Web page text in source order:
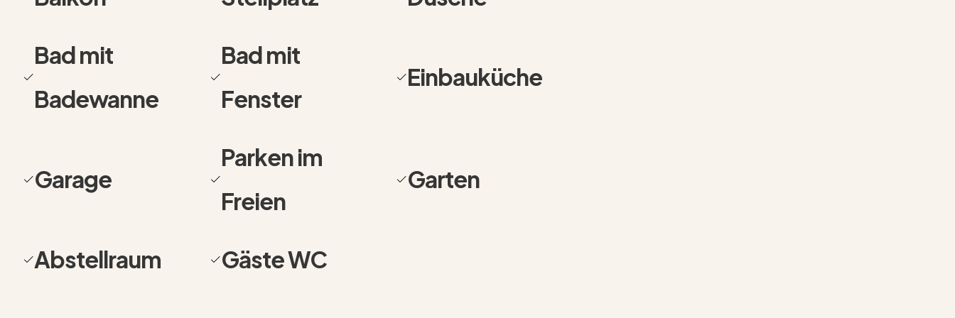
Das Herzstück des Hauses bildet der großzügige Wohnbereich mit direktem Zugang zur
weitläufigen Terrasse. Große Fensterflächen sorgen für ein angenehmes Wohngefühl und
viel Tageslicht. Die Terrasse bietet ein hohes Maß an Privatsphäre und schafft gemeinsam
Die Immobilie verfügt über zahlreiche flexibel nutzbare Zimmer, die sich ideal als Schlaf,
Kinder, Gäste oder Arbeitszimmer eignen. Gerade Familien mit mehreren Kindern oder Käufer
Entwicklungsmöglichkeiten. Zwei Badezimmer sorgen zusätzlich für Komfort im Alltag und
Bad mit
Badewanne
Bad mit
Fenster
Einbauküche
Garage
Parken im
Freien
Garten
Abstellraum Gäste WC